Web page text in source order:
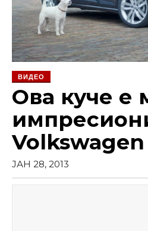
ВИДЕО
Ова куче е
Volkswagen
ЈАН 28, 2013